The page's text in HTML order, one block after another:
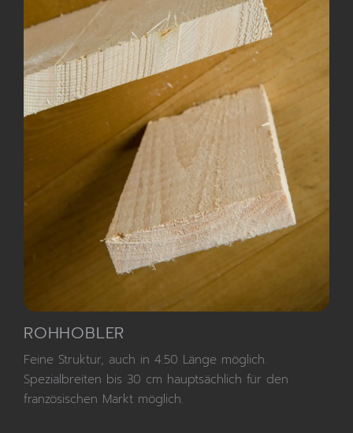
ROHHOBLER
Feine Struktur, auch in 4.50 Länge möglich.
Spezialbreiten bis 30 cm hauptsächlich für den
französischen Markt möglich.